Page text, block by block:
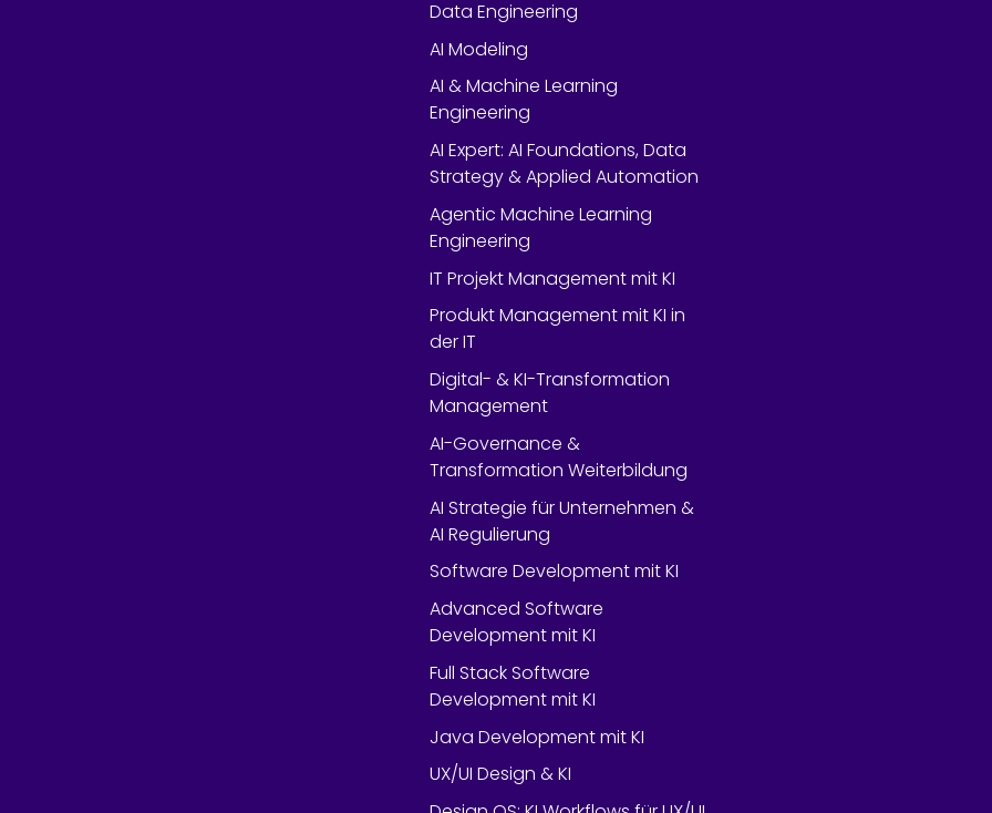
Data Engineering
AI Modeling
AI & Machine Learning
Engineering
AI Expert: AI Foundations, Data
Strategy & Applied Automation
Agentic Machine Learning
Engineering
IT Projekt Management mit KI
Produkt Management mit KI in
der IT
Digital- & KI-Transformation
Management
AI-Governance &
Transformation Weiterbildung
AI Strategie für Unternehmen &
AI Regulierung
Software Development mit KI
Advanced Software
Development mit KI
Full Stack Software
Development mit KI
Java Development mit KI
UX/UI Design & KI